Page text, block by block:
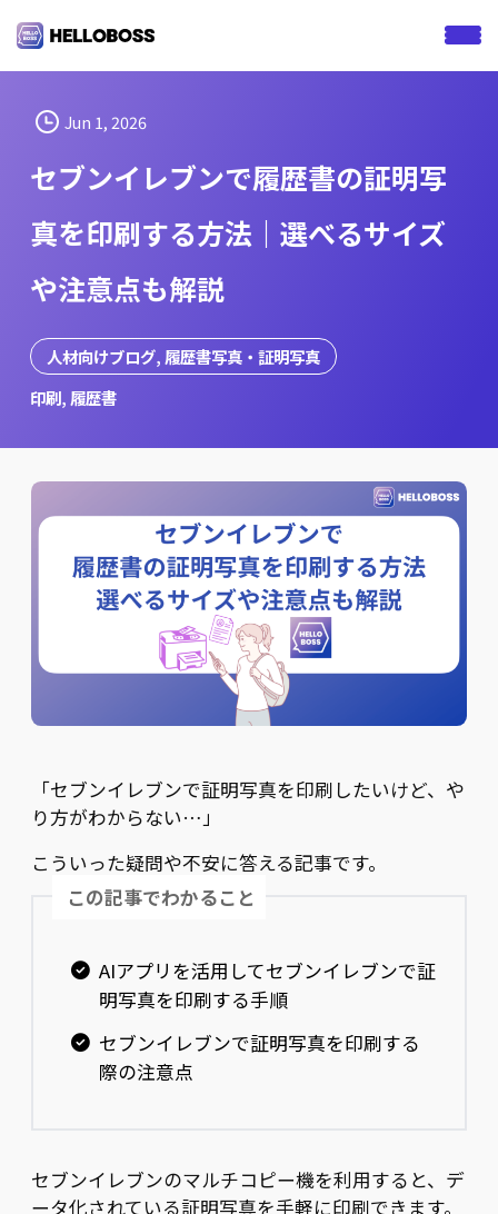
i
Jun 1, 2026
セブンイレブンで履歴書の証明写
真を印刷する方法｜選べるサイズ
や注意点も解説
人材向けブログ, 履歴書写真・証明写真
印刷, 履歴書
「セブンイレブンで証明写真を印刷したいけど、や
り方がわからない…」
こういった疑問や不安に答える記事です。
この記事でわかること
AIアプリを活用してセブンイレブンで証
明写真を印刷する手順
セブンイレブンで証明写真を印刷する
際の注意点
セブンイレブンのマルチコピー機を利用すると、デ
ータ化されている証明写真を手軽に印刷できます。